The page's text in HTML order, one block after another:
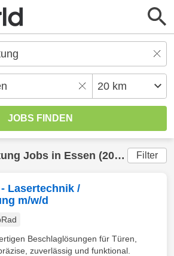
Jobs in Essen (20 km) gefunden Filter
Lasertechnik /
m/w/d
Beschlaglösungen für Türen,
zuverlässig und funktional.